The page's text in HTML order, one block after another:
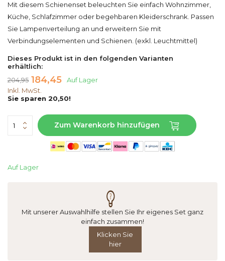
Mit diesem Schienenset beleuchten Sie einfach Wohnzimmer,
Küche, Schlafzimmer oder begehbaren Kleiderschrank. Passen
Sie Lampenverteilung an und erweitern Sie mit
Verbindungselementen und Schienen. (exkl. Leuchtmittel)
Dieses Produkt ist in den folgenden Varianten
erhältlich:
204,95 184,45
Auf Lager
Inkl. MwSt.
Sie sparen 20,50!
Zum Warenkorb hinzufügen
Auf Lager
Mit unserer Auswahlhilfe stellen Sie Ihr eigenes Set ganz
einfach zusammen!
Klicken Sie
hier